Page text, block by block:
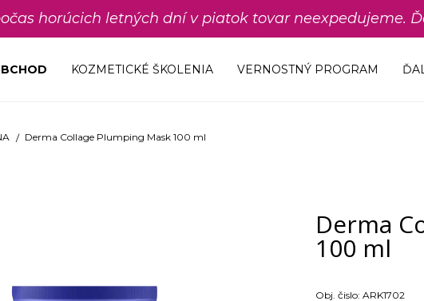
horúcich letných dní v piatok tovar neexpedujeme.
KOZMETICKÉ ŠKOLENIA VERNOSTNÝ PROGRAM
Derma Collage Plumping Mask 100 ml
Derma
100 ml
Obj. čislo: ARK1702